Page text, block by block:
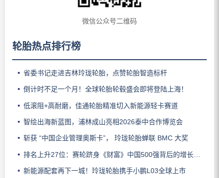
微信公众号二维码
轮胎热点排行榜
省委书记走进吉林玲珑轮胎，点赞轮胎智造标杆
倒计时不足一个月！全球轮胎轮毂盛会即将登陆上海！
低滚阻+高耐磨，佳通轮胎精准切入新能源轻卡赛道
智绘出海新蓝图，浦林成山亮相2026泰中合作博览会
斩获 “中国企业管理奥斯卡”， 玲珑轮胎蝉联 BMC 大奖
排名上升27位：赛轮跻身《财富》中国500强背后的增长逻辑
新能源配套再下一城！玲珑轮胎携手小鹏L03全球上市